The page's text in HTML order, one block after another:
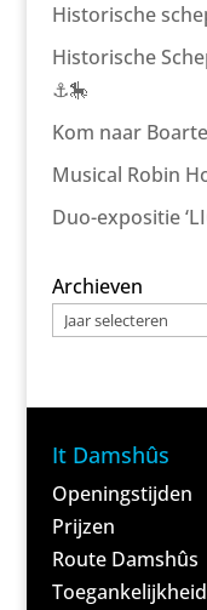
Historische
Historische
⚓🎠
Kom naar
Musical Robin
Duo-expositie
Archieven
It Damshûs
Openingstijden
Prijzen
Route Damshûs
Toegankelijkheid